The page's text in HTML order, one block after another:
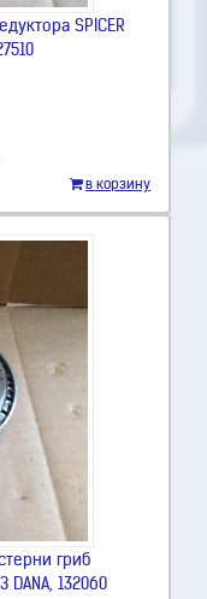
SPICER
в корзину
гриб
DANA, 132060